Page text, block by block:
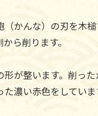
かんな）の刃を木
ら削ります。
が整います。削った
濃い赤色をしていま